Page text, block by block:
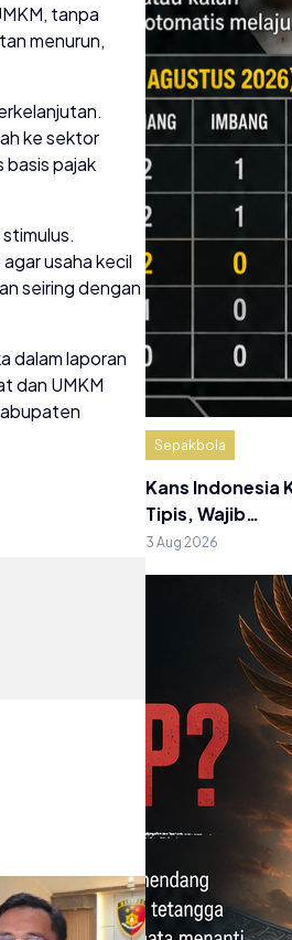
tanpa
menurun,
ke sektor
basis pajak
usaha kecil
seiring dengan
dalam laporan
dan UMKM
Sepakbola
Kans Indonesia
Tipis, Wajib…
3 Aug 2026